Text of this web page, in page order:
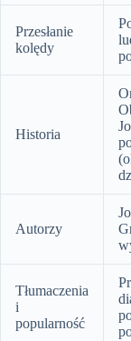
Przesłanie
kolędy
Historia
Autorzy
Tłumaczenia
i
popularność